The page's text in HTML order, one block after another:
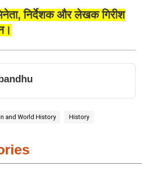
निर्देशक और लेखक गिरीश
and World History History